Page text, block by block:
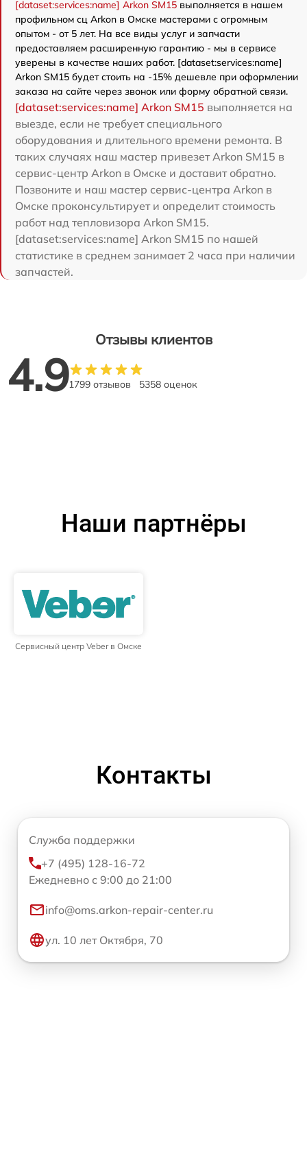
[dataset:services:name] Arkon SM15 выполняется в нашем
профильном сц Arkon в Омске мастерами с огромным
опытом - от 5 лет. На все виды услуг и запчасти
предоставляем расширенную гарантию - мы в сервисе
уверены в качестве наших работ. [dataset:services:name]
Arkon SM15 будет стоить на -15% дешевле при оформлении
заказа на сайте через звонок или форму обратной связи.
[dataset:services:name] Arkon SM15 выполняется на
выезде, если не требует специального
оборудования и длительного времени ремонта. В
таких случаях наш мастер привезет Arkon SM15 в
сервис-центр Arkon в Омске и доставит обратно.
Позвоните и наш мастер сервис-центра Arkon в
Омске проконсультирует и определит стоимость
работ над тепловизора Arkon SM15.
[dataset:services:name] Arkon SM15 по нашей
статистике в среднем занимает 2 часа при наличии
запчастей.
Отзывы клиентов
4.91799 отзывов 5358 оценок
Наши партнёры
Сервисный центр Veber в Омске
Контакты
Служба поддержки
+7 (495) 128-16-72
Ежедневно с 9:00 до 21:00
info@oms.arkon-repair-center.ru
ул. 10 лет Октября, 70